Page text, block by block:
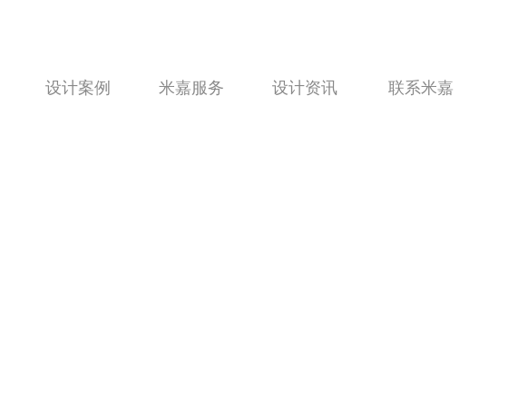
设计案例
米嘉服务
设计资讯
联系米嘉